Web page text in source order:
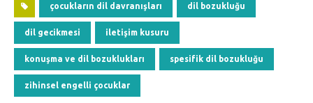
çocukların dil davranışları dil bozukluğu
dil gecikmesi iletişim kusuru
konuşma ve dil bozuklukları spesifik dil bozukluğu
zihinsel engelli çocuklar